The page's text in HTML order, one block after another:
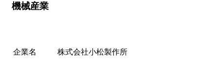
機械産業
企業名 株式会社小松製作所